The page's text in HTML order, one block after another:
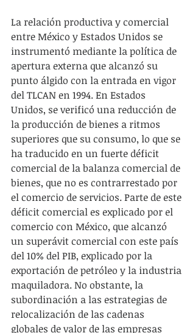
La relación productiva y comercial
entre México y Estados Unidos se
instrumentó mediante la política de
apertura externa que alcanzó su
punto álgido con la entrada en vigor
del TLCAN en 1994. En Estados
Unidos, se verificó una reducción de
la producción de bienes a ritmos
superiores que su consumo, lo que se
ha traducido en un fuerte déficit
comercial de la balanza comercial de
bienes, que no es contrarrestado por
el comercio de servicios. Parte de este
déficit comercial es explicado por el
comercio con México, que alcanzó
un superávit comercial con este país
del 10% del PIB, explicado por la
exportación de petróleo y la industria
maquiladora. No obstante, la
subordinación a las estrategias de
relocalización de las cadenas
globales de valor de las empresas